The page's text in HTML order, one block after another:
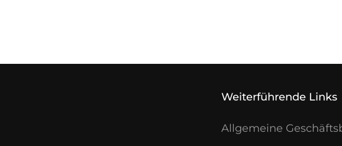
Weiterführende Links
Allgemeine